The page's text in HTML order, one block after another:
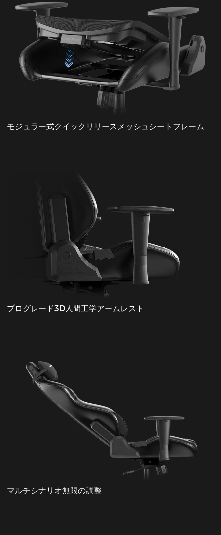
モジュラー式クイックリリースメッシュシートフレーム
プログレード3D人間工学アームレスト
マルチシナリオ無限の調整